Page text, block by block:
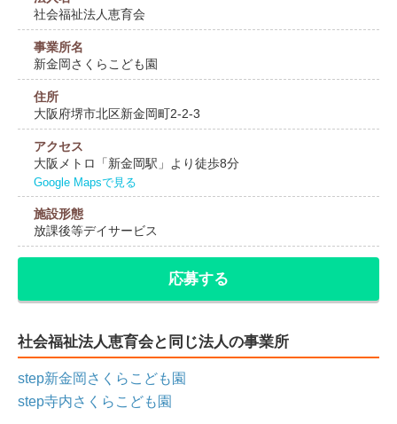
社会福祉法人恵育会
事業所名
新金岡さくらこども園
住所
大阪府堺市北区新金岡町2-2-3
アクセス
大阪メトロ「新金岡駅」より徒歩8分
Google Mapsで見る
施設形態
放課後等デイサービス
応募する
社会福祉法人恵育会と同じ法人の事業所
step新金岡さくらこども園
step寺内さくらこども園